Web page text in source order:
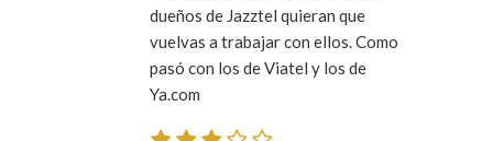
dueños de Jazztel quieran que
vuelvas a trabajar con ellos. Como
pasó con los de Viatel y los de
Ya.com